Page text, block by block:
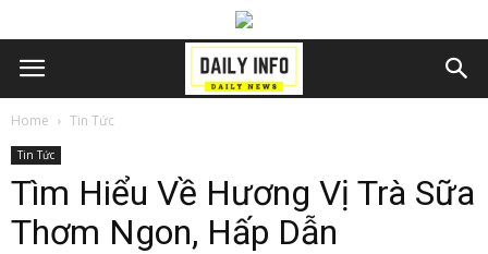
Home Tin Tức
Tin Tức
Tìm Hiểu Về Hương Vị Trà Sữa
Thơm Ngon, Hấp Dẫn